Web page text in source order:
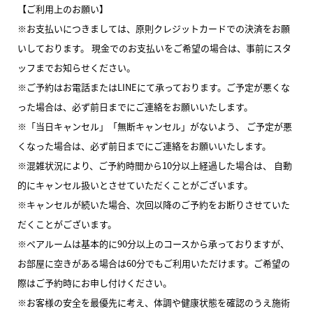
【ご利用上のお願い】
※お支払いにつきましては、原則クレジットカードでの決済をお願
いしております。 現金でのお支払いをご希望の場合は、事前にスタ
ッフまでお知らせください。
※ご予約はお電話またはLINEにて承っております。ご予定が悪くな
った場合は、必ず前日までにご連絡をお願いいたします。
※「当日キャンセル」「無断キャンセル」がないよう、 ご予定が悪
くなった場合は、必ず前日までにご連絡をお願いいたします。
※混雑状況により、ご予約時間から10分以上経過した場合は、 自動
的にキャンセル扱いとさせていただくことがございます。
※キャンセルが続いた場合、次回以降のご予約をお断りさせていた
だくことがございます。
※ペアルームは基本的に90分以上のコースから承っておりますが、
お部屋に空きがある場合は60分でもご利用いただけます。ご希望の
際はご予約時にお申し付けください。
※お客様の安全を最優先に考え、体調や健康状態を確認のうえ施術